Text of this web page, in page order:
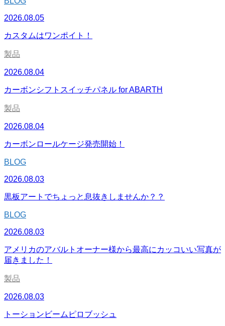
2026.08.05
カスタムはワンポイト！
製品
2026.08.04
カーボンシフトスイッチパネル for ABARTH
製品
2026.08.04
カーボンロールケージ発売開始！
BLOG
2026.08.03
黒板アートでちょっと息抜きしませんか？？
BLOG
2026.08.03
アメリカのアバルトオーナー様から最高にカッコいい写真が
届きました！
製品
2026.08.03
トーションビームピロブッシュ